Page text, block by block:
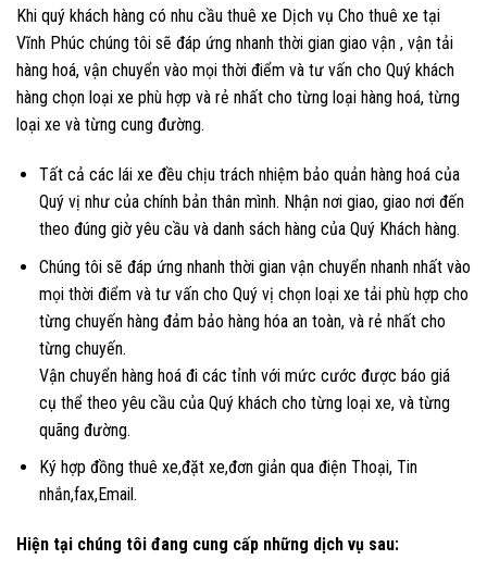
Khi quý khách hàng có nhu cầu thuê xe Dịch vụ Cho thuê xe tại
Vĩnh Phúc chúng tôi sẽ đáp ứng nhanh thời gian giao vận , vận tải
hàng hoá, vận chuyển vào mọi thời điểm và tư vấn cho Quý khách
hàng chọn loại xe phù hợp và rẻ nhất cho từng loại hàng hoá, từng
loại xe và từng cung đường.
Tất cả các lái xe đều chịu trách nhiệm bảo quản hàng hoá của
Quý vị như của chính bản thân mình. Nhận nơi giao, giao nơi đến
theo đúng giờ yêu cầu và danh sách hàng của Quý Khách hàng.
Chúng tôi sẽ đáp ứng nhanh thời gian vận chuyển nhanh nhất vào
mọi thời điểm và tư vấn cho Quý vị chọn loại xe tải phù hợp cho
từng chuyến hàng đảm bảo hàng hóa an toàn, và rẻ nhất cho
từng chuyến.
Vận chuyển hàng hoá đi các tỉnh với mức cước được báo giá
cụ thể theo yêu cầu của Quý khách cho từng loại xe, và từng
quãng đường.
Ký hợp đồng thuê xe,đặt xe,đơn giản qua điện Thoại, Tin
nhắn,fax,Email.
Hiện tại chúng tôi đang cung cấp những dịch vụ sau: